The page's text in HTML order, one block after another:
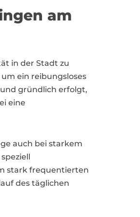
am
in der Stadt zu
ein reibungsloses
gründlich erfolgt,
eine
auch bei starkem
stark frequentierten
des täglichen